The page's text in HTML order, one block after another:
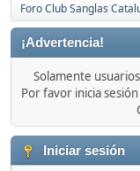
Foro Club Sanglas
¡Advertencia!
Solamente
Por favor inicia
Iniciar sesión